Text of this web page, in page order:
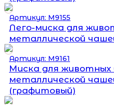
Артикул: М9155
Лего-миска для
металлической
Артикул: М9161
Миска для животных
металлической
(графитовый)